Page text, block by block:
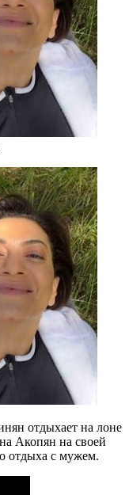
отдыхает на лоне
Акопян на своей
отдыха с мужем.